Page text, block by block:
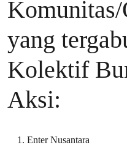
yang
Kolektif
Aksi:
Enter Nusantara